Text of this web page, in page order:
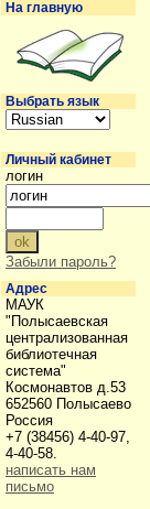
На главную
Выбрать язык
Личный кабинет
логин
Забыли пароль?
Адрес
МАУК
"Полысаевская
централизованная
библиотечная
система"
Космонавтов д.53
652560 Полысаево
Россия
+7 (38456) 4-40-97,
4-40-58.
написать нам
письмо